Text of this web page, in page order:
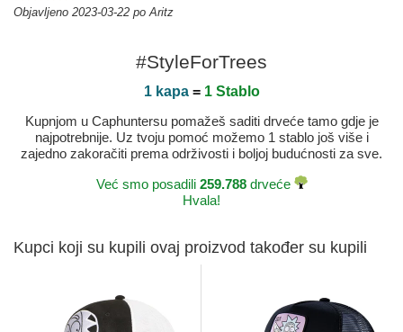
Objavljeno 2023-03-22 po Aritz
#StyleForTrees
1 kapa= 1 Stablo
Kupnjom u Caphuntersu pomažeš saditi drveće tamo gdje je
najpotrebnije. Uz tvoju pomoć možemo 1 stablo još više i
zajedno zakoračiti prema održivosti i boljoj budućnosti za sve.
Već smo posadili 259.788drveće
Hvala!
Kupci koji su kupili ovaj proizvod također su kupili